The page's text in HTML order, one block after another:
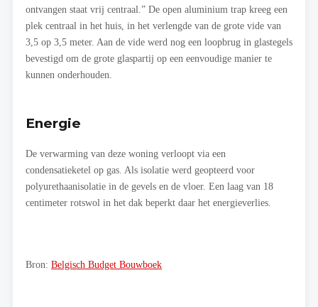
ontvangen staat vrij centraal.” De open aluminium trap kreeg een
plek centraal in het huis, in het verlengde van de grote vide van
3,5 op 3,5 meter. Aan de vide werd nog een loopbrug in glastegels
bevestigd om de grote glaspartij op een eenvoudige manier te
kunnen onderhouden.
Energie
De verwarming van deze woning verloopt via een
condensatieketel op gas. Als isolatie werd geopteerd voor
polyurethaanisolatie in de gevels en de vloer. Een laag van 18
centimeter rotswol in het dak beperkt daar het energieverlies.
Bron: Belgisch Budget Bouwboek